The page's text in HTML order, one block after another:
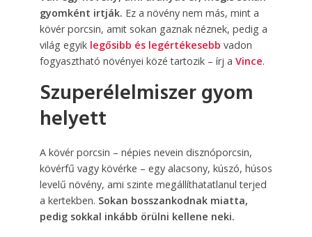
gyomként irtják. Ez a növény nem más, mint a
kövér porcsin, amit sokan gaznak néznek, pedig a
világ egyik legősibb és legértékesebb vadon
fogyasztható növényei közé tartozik – írj a Vince.
Szuperélelmiszer gyom
helyett
A kövér porcsin – népies nevein disznóporcsin,
kövérfű vagy kövérke – egy alacsony, kúszó, húsos
levelű növény, ami szinte megállíthatatlanul terjed
a kertekben. Sokan bosszankodnak miatta,
pedig sokkal inkább örülni kellene neki.